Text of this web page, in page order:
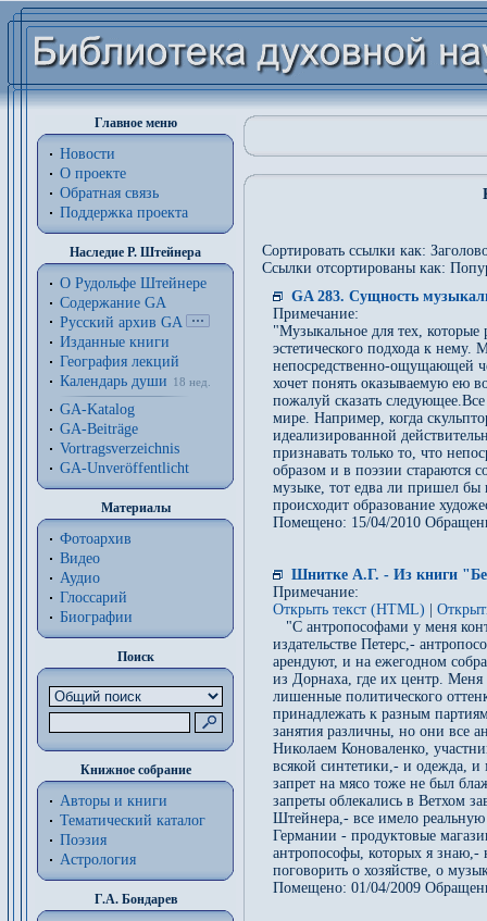
Главное меню
Новости
О проекте
Обратная связь
Поддержка проекта
Наследие Р. Штейнера
О Рудольфе Штейнере
Содержание GA
Русский архив GA
Изданные книги
География лекций
Календарь души
18 нед.
GA-Katalog
GA-Beiträge
Vortragsverzeichnis
GA-Unveröffentlicht
Материалы
Фотоархив
Видео
Аудио
Глоссарий
Биографии
Поиск
Книжное собрание
Авторы и книги
Тематический каталог
Поэзия
Астрология
Г.А. Бондарев
Сортировать ссылки как:
Ссылки отсортированы как:
GA 283. Сущность
Примечание:
"Музыкальное для тех, которые
эстетического подхода к нему.
непосредственно-ощущающей
хочет понять оказываемую ею
пожалуй сказать
мире. Например, когда
идеализированной
признавать только то, что
образом и в поэзии стараются
музыке, тот едва ли пришел бы
происходит образование
Помещено: 15/04/2010
Шнитке А.Г. - Из книги
Примечание:
Открыть текст (HTML)
"С антропософами у меня
издательстве Петерс,-
арендуют, и на ежегодном
из Дорнаха, где их центр. Меня
лишенные политического
принадлежать к разным
занятия различны, но они все
Николаем Коноваленко,
всякой синтетики,- и одежда, и
запрет на мясо тоже не был
запреты облекались в Ветхом
Штейнера,- все имело
Германии - продуктовые
антропософы, которых я знаю,-
поговорить о хозяйстве, о
Помещено: 01/04/2009